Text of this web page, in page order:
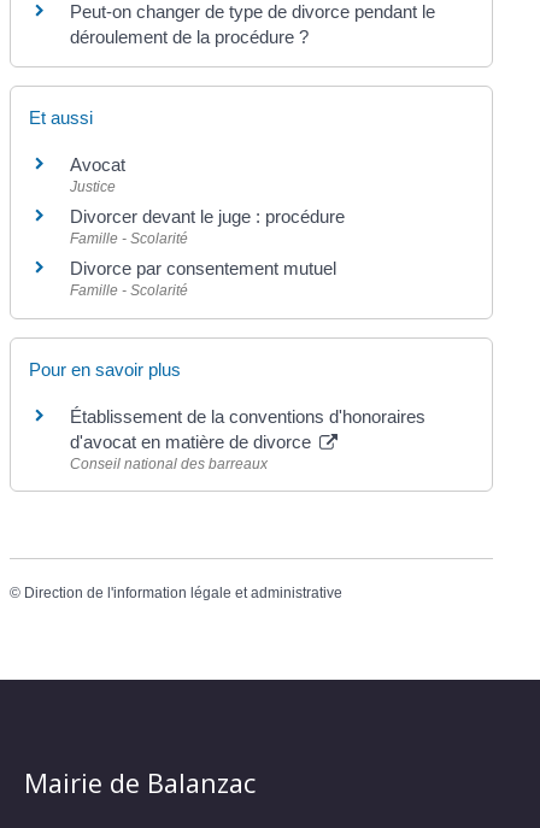
Peut-on changer de type de divorce pendant le
déroulement de la procédure ?
Et aussi
Avocat
Justice
Divorcer devant le juge : procédure
Famille - Scolarité
Divorce par consentement mutuel
Famille - Scolarité
Pour en savoir plus
Établissement de la conventions d'honoraires
d'avocat en matière de divorce
Conseil national des barreaux
© Direction de l'information légale et administrative
Mairie de Balanzac